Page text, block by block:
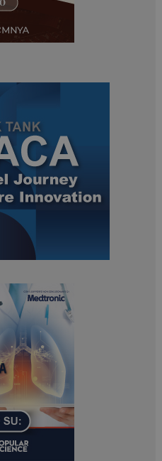
Microsoft Corporation
.www.dailyhealthindustry.it
PHP.net
www.dailyhealthindustry.it